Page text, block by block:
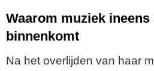
Waarom muziek ineens
binnenkomt
Na het overlijden van haar